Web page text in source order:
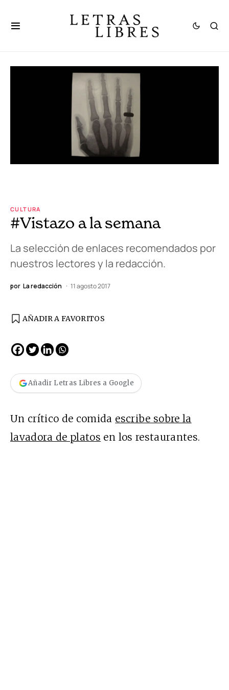
CULTURA
#Vistazo a la semana
La selección de enlaces recomendados por
nuestros lectores y la redacción.
por La redacción 11 agosto 2017
AÑADIR A FAVORITOS
Añadir Letras Libres a Google
Un crítico de comida escribe sobre la
lavadora de platos en los restaurantes.